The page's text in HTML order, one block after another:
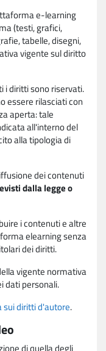
e-learning
(testi, grafici,
tabelle, disegni,
vigente sul diritto
i diritti sono riservati.
essere rilasciati con
aperta: tale
all'interno del
alla tipologia di
dei contenuti
dalla legge o
i contenuti e altre
elearning senza
dei diritti.
vigente normativa
dati personali.
diritti d'autore.
di quella degli